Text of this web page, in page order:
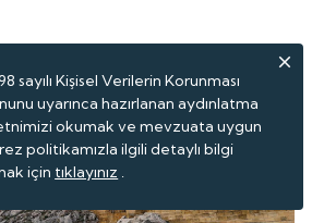
sayılı Kişisel Verilerin Korunması
uyarınca hazırlanan aydınlatma
okumak ve mevzuata uygun
politikamızla ilgili detaylı bilgi
için tıklayınız .